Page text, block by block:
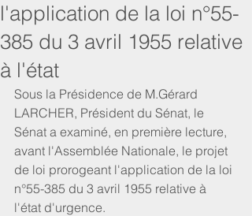
l'application de la loi n°55-
385 du 3 avril 1955 relative
à l'état
Sous la Présidence de M.Gérard
LARCHER, Président du Sénat, le
Sénat a examiné, en première lecture,
avant l'Assemblée Nationale, le projet
de loi prorogeant l'application de la loi
n°55-385 du 3 avril 1955 relative à
l'état d'urgence.